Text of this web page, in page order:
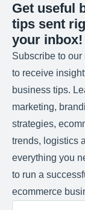
Get useful
tips sent
your inbox!
Subscribe to our
to receive
business tips.
marketing,
strategies,
trends, logistics
everything you
to run a
ecommerce